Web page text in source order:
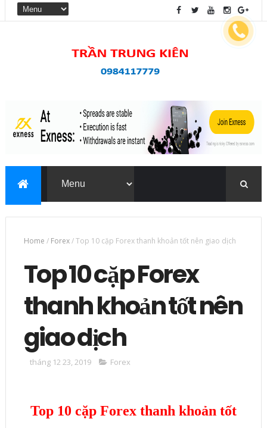
Home / Forex/Top 10 cặp Forex thanh khoản tốt nên giao dịch
Top 10 cặp Forex
thanh khoản tốt nên
giao dịch
tháng 12 23, 2019 Forex
Top 10 cặp Forex thanh khoản tốt